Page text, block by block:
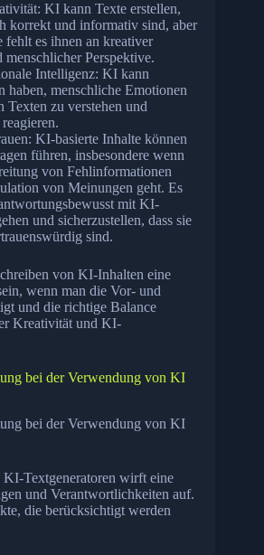
KI kann Texte erstellen,
korrekt und informativ sind, aber
fehlt es ihnen an kreativer
Perspektive.
Intelligenz: KI kann
haben, menschliche Emotionen
Texten zu verstehen und
KI-basierte Inhalte können
führen, insbesondere wenn
von Fehlinformationen
von Meinungen geht. Es
mit KI-
und sicherzustellen, dass sie
sind.
von KI-Inhalten eine
wenn man die Vor- und
und die richtige Balance
Kreativität und KI-
bei der Verwendung von KI
bei der Verwendung von KI
Textgeneratoren wirft eine
und Verantwortlichkeiten auf.
die berücksichtigt werden